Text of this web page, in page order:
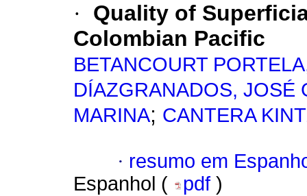
·
Quality of
Colombian Pacific
BETANCOURT
DÍAZGRANADOS, JOSÉ
MARINA; CANTERA
· resumo em
Espanhol (
pdf )